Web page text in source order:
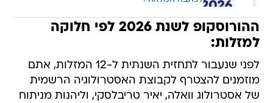
ההורוסקופ לשנת 2026 לפי חלוקה
למזלות:
לפני שנעבור לתחזית השנתית ל-12 המזלות, אתם
מוזמנים להצטרף לקבוצת האסטרולוגיה הרשמית
של אסטרולוג וואלה, יאיר טריבלסקי, וליהנות מניתוח